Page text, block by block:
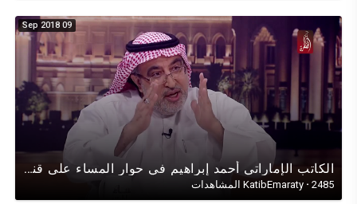
09 Sep 2018
الكاتب الإماراتي أحمد إبراهيم في حوار المساء على قناة (الظفرة) الإماراتية عن الإمارات والسعوديةمعاً
KatibEmaraty · 2485 المشاهدات